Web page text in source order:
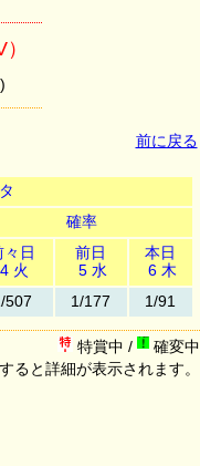
前に戻る
確率
々日
4 火
前日
5 水
本日
6 木
507 1/177 1/91
特賞中 /
確変中
ると詳細が表示されます。